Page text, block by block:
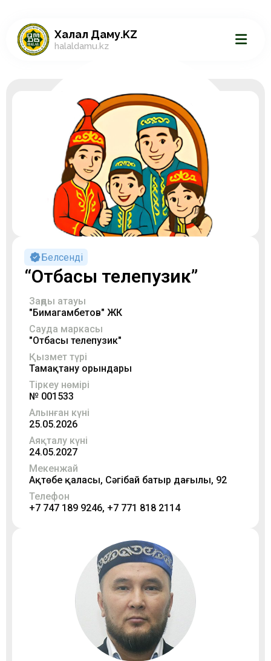
Халал Даму.KZ
halaldamu.kz
Белсенді
“Отбасы телепузик”
Заңды атауы
"Бимагамбетов" ЖК
Сауда маркасы
"Отбасы телепузик"
Қызмет түрі
Тамақтану орындары
Тіркеу нөмірі
№ 001533
Алынған күні
25.05.2026
Аяқталу күні
24.05.2027
Мекенжай
Ақтөбе қаласы, Сәңгібай батыр даңғылы, 92
Телефон
+7 747 189 9246, +7 771 818 2114